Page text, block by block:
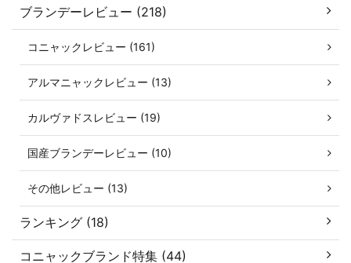
ブランデーレビュー (218)
コニャックレビュー (161)
アルマニャックレビュー (13)
カルヴァドスレビュー (19)
国産ブランデーレビュー (10)
その他レビュー (13)
ランキング (18)
コニャックブランド特集 (44)